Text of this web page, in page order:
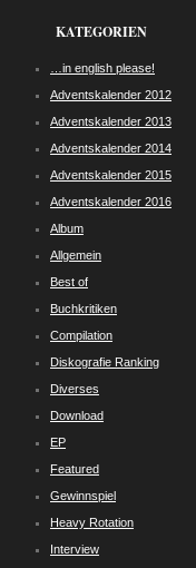
KATEGORIEN
…in english please!
Adventskalender 2012
Adventskalender 2013
Adventskalender 2014
Adventskalender 2015
Adventskalender 2016
Album
Allgemein
Best of
Buchkritiken
Compilation
Diskografie Ranking
Diverses
Download
EP
Featured
Gewinnspiel
Heavy Rotation
Interview